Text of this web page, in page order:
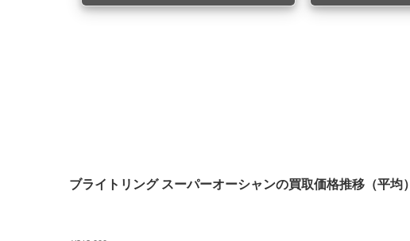
ブライトリング スーパーオーシャンの買取価格推移（平均）